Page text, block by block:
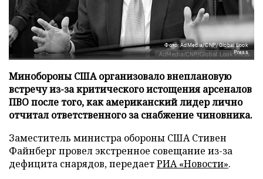
Фото: AdMedia/CNP/Global Look
Press
Минобороны США организовало внеплановую
встречу из-за критического истощения арсеналов
ПВО после того, как американский лидер лично
отчитал ответственного за снабжение чиновника.
Заместитель министра обороны США Стивен
Файнберг провел экстренное совещание из-за
дефицита снарядов, передаетРИА «Новости».